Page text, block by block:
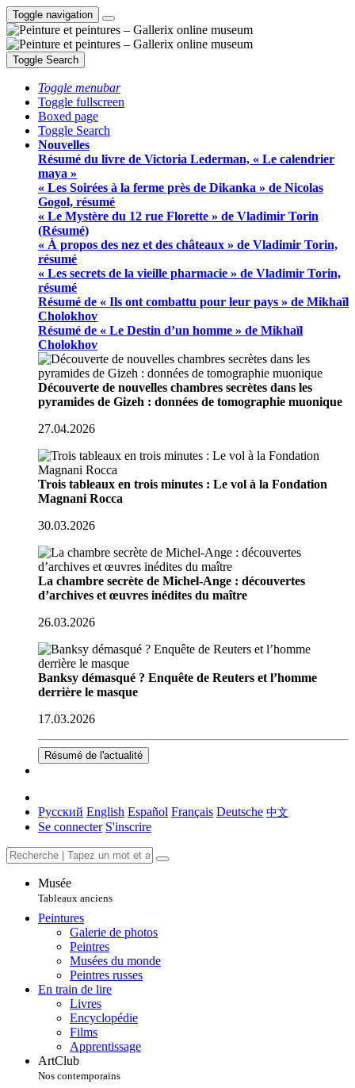
Toggle navigation
Toggle Search
Toggle menubar
Toggle fullscreen
Boxed page
Toggle Search
Nouvelles
Résumé du livre de Victoria Lederman, « Le calendrier
maya »
« Les Soirées à la ferme près de Dikanka » de Nicolas
Gogol, résumé
« Le Mystère du 12 rue Florette » de Vladimir Torin
(Résumé)
« À propos des nez et des châteaux » de Vladimir Torin,
résumé
« Les secrets de la vieille pharmacie » de Vladimir Torin,
résumé
Résumé de « Ils ont combattu pour leur pays » de Mikhaïl
Cholokhov
Résumé de « Le Destin d’un homme » de Mikhaïl
Cholokhov
Découverte de nouvelles chambres secrètes dans les
pyramides de Gizeh : données de tomographie muonique
27.04.2026
Trois tableaux en trois minutes : Le vol à la Fondation
Magnani Rocca
30.03.2026
La chambre secrète de Michel-Ange : découvertes
d’archives et œuvres inédites du maître
26.03.2026
Banksy démasqué ? Enquête de Reuters et l’homme
derrière le masque
17.03.2026
Résumé de l'actualité
Русский English Español Français Deutsche 中文
Se connecter S'inscrire
Musée
Tableaux anciens
Peintures
Galerie de photos
Peintres
Musées du monde
Peintres russes
En train de lire
Livres
Encyclopédie
Films
Apprentissage
ArtClub
Nos contemporains